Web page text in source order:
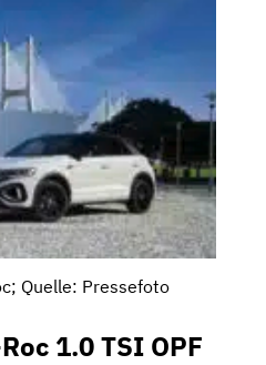
Quelle: Pressefoto
1.0 TSI OPF